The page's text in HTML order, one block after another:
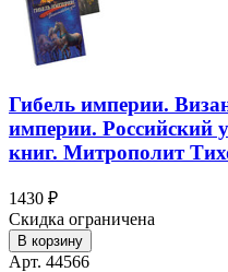
Гибель империи.
империи. Российский
книг. Митрополит
1430 ₽
Скидка ограничена
В корзину
Арт. 44566